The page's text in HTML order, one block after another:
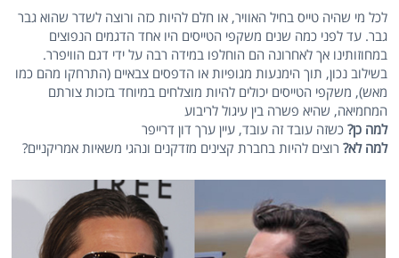
לכל מי שהיה טייס בחיל האוויר, או חלם להיות כזה ורוצה לשדר שהוא גבר
גבר. עד לפני כמה שנים משקפי הטייסים היו אחד הדגמים הנפוצים
במחוזותינו אך לאחרונה הם הוחלפו במידה רבה על ידי דגם הוויפרר.
בשילוב נכון, תוך הימנעות מגופיות או הדפסים צבאיים (התרחקו מהם כמו
מאש), משקפי הטייסים יכולים להיות מוצלחים במיוחד בזכות צורתם
המחמיאה, שהיא פשרה בין עיגול לריבוע
למה כן?כשזה עובד זה עובד, עיין ערך דון דרייפר
למה לא? רוצים להיות בחברת קצינים מזדקנים ונהגי משאיות אמריקניים?